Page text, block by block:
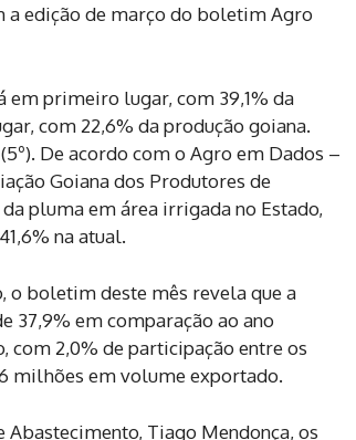
a edição de março do boletim Agro
em primeiro lugar, com 39,1% da
com 22,6% da produção goiana.
De acordo com o Agro em Dados –
Goiana dos Produtores de
pluma em área irrigada no Estado,
na atual.
o boletim deste mês revela que a
37,9% em comparação ao ano
com 2,0% de participação entre os
milhões em volume exportado.
Tiago Mendonça, os